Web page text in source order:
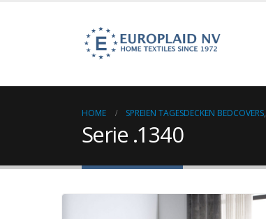
HOME SPREIEN TAGESDECKEN BEDCOVERS,
Serie .1340